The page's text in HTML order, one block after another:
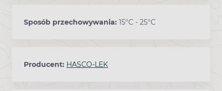
Sposób przechowywania: 15°C - 25°C
Producent: HASCO-LEK